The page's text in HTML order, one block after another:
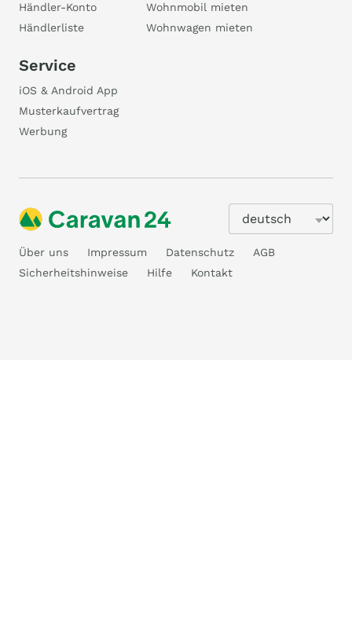
Händler-Konto
Händlerliste
Wohnmobil mieten
Wohnwagen mieten
Service
iOS & Android App
Musterkaufvertrag
Werbung
Über uns Impressum Datenschutz
AGB
Sicherheitshinweise
Hilfe Kontakt